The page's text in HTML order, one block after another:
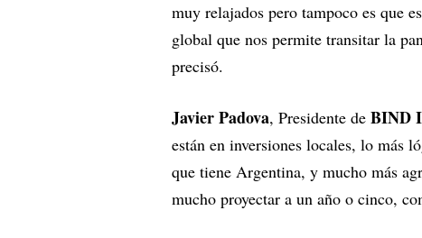
muy relajados pero tampoco es que
global que nos permite transitar la
precisó.
Javier Padova, Presidente de BIND
están en inversiones locales, lo más
que tiene Argentina, y mucho más
mucho proyectar a un año o cinco,